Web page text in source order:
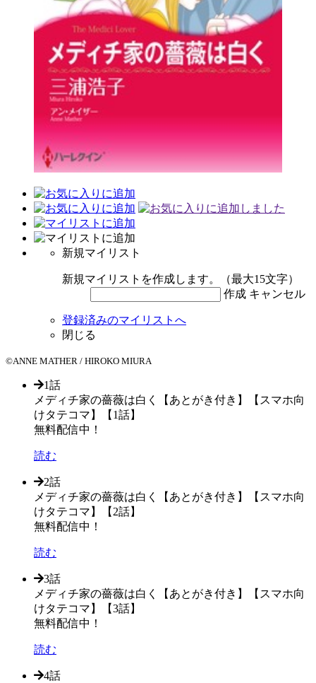
新規マイリスト
新規マイリストを作成します。（最大15文字）
作成 キャンセル
登録済みのマイリストへ
閉じる
©ANNE MATHER / HIROKO MIURA
1話
メディチ家の薔薇は白く【あとがき付き】【スマホ向
けタテコマ】【1話】
無料配信中！
読む
2話
メディチ家の薔薇は白く【あとがき付き】【スマホ向
けタテコマ】【2話】
無料配信中！
読む
3話
メディチ家の薔薇は白く【あとがき付き】【スマホ向
けタテコマ】【3話】
無料配信中！
読む
4話